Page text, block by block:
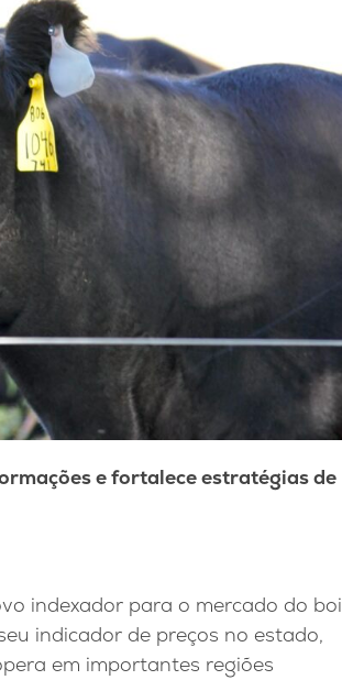
e fortalece estratégias de
indexador para o mercado do boi
indicador de preços no estado,
em importantes regiões